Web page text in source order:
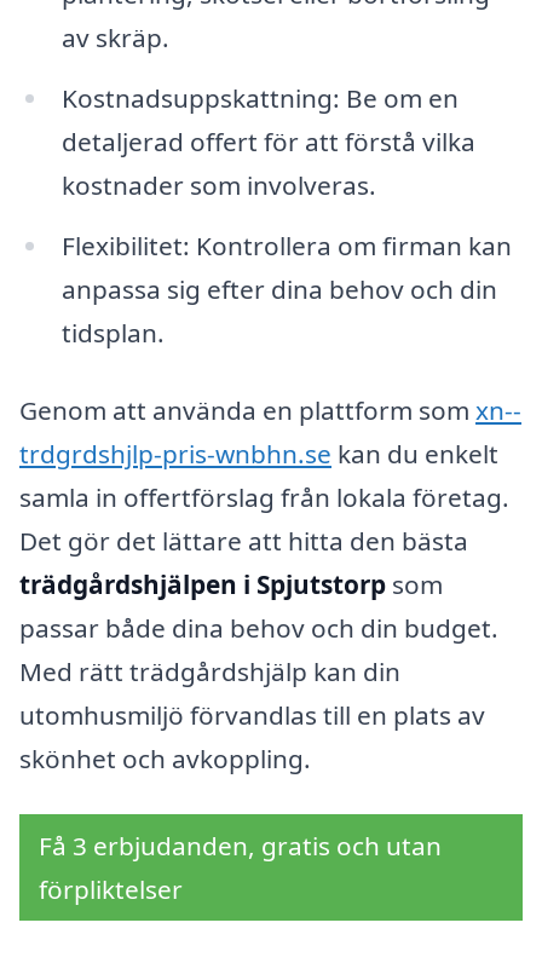
av skräp.
Kostnadsuppskattning: Be om en
detaljerad offert för att förstå vilka
kostnader som involveras.
Flexibilitet: Kontrollera om firman kan
anpassa sig efter dina behov och din
tidsplan.
Genom att använda en plattform som xn--
trdgrdshjlp-pris-wnbhn.se kan du enkelt
samla in offertförslag från lokala företag.
Det gör det lättare att hitta den bästa
trädgårdshjälpen i Spjutstorp som
passar både dina behov och din budget.
Med rätt trädgårdshjälp kan din
utomhusmiljö förvandlas till en plats av
skönhet och avkoppling.
Få 3 erbjudanden, gratis och utan
förpliktelser